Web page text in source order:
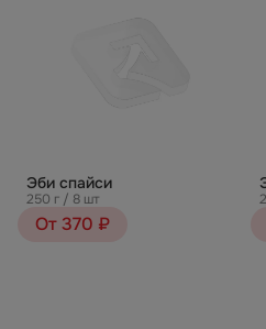
Эби спайси
250 г / 8 шт
От 370 ₽